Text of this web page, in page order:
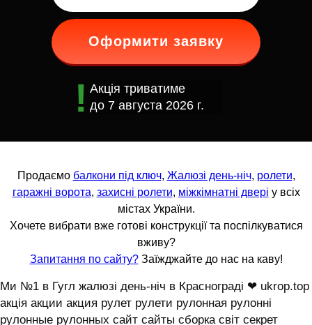
Оформити заявку
Акція триватиме
до 7 августа 2026 г.
Продаємо балкони під ключ, Жалюзі день-ніч, ролети,
гаражні ворота, захисні ролети, міжкімнатні двері у всіх
містах України.
Хочете вибрати вже готові конструкції та поспілкуватися
вживу?
Запитання по сайту?Заїжджайте до нас на каву!
Ми №1 в Гугл жалюзі день-ніч в Краснограді ❤ ukrop.top
акція акции акция рулет рулети рулонная рулонні
рулонные рулонных сайт сайты сборка світ секрет